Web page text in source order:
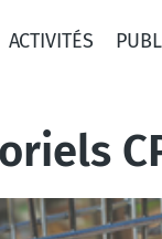
ACTIVITÉS